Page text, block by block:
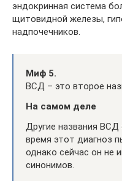
эндокринная система
щитовидной железы,
надпочечников.
Миф 5.
ВСД – это второе
На самом деле
Другие названия ВСД
время этот диагноз
однако сейчас он не
синонимов.